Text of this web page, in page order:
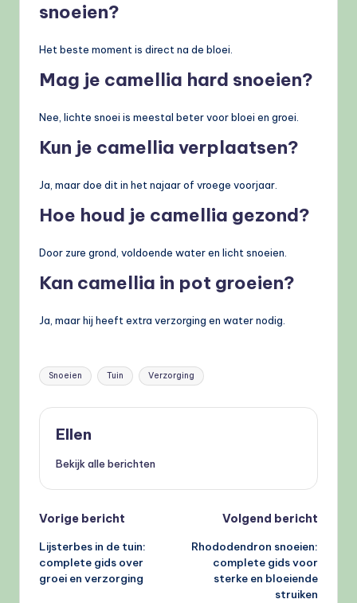
snoeien?
Het beste moment is direct na de bloei.
Mag je camellia hard snoeien?
Nee, lichte snoei is meestal beter voor bloei en groei.
Kun je camellia verplaatsen?
Ja, maar doe dit in het najaar of vroege voorjaar.
Hoe houd je camellia gezond?
Door zure grond, voldoende water en licht snoeien.
Kan camellia in pot groeien?
Ja, maar hij heeft extra verzorging en water nodig.
Tags:
Snoeien Tuin Verzorging
Ellen
Bekijk alle berichten
Bericht
navigatie
Vorige bericht
Lijsterbes in de tuin:
complete gids over
groei en verzorging
Volgend bericht
Rhododendron snoeien:
complete gids voor
sterke en bloeiende
struiken